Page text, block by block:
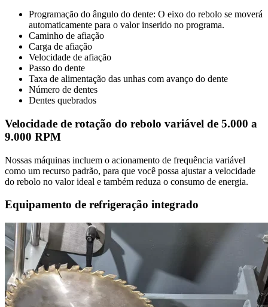
Programação do ângulo do dente: O eixo do rebolo se moverá
automaticamente para o valor inserido no programa.
Caminho de afiação
Carga de afiação
Velocidade de afiação
Passo do dente
Taxa de alimentação das unhas com avanço do dente
Número de dentes
Dentes quebrados
Velocidade de rotação do rebolo variável de 5.000 a
9.000 RPM
Nossas máquinas incluem o acionamento de frequência variável
como um recurso padrão, para que você possa ajustar a velocidade
do rebolo no valor ideal e também reduza o consumo de energia.
Equipamento de refrigeração integrado